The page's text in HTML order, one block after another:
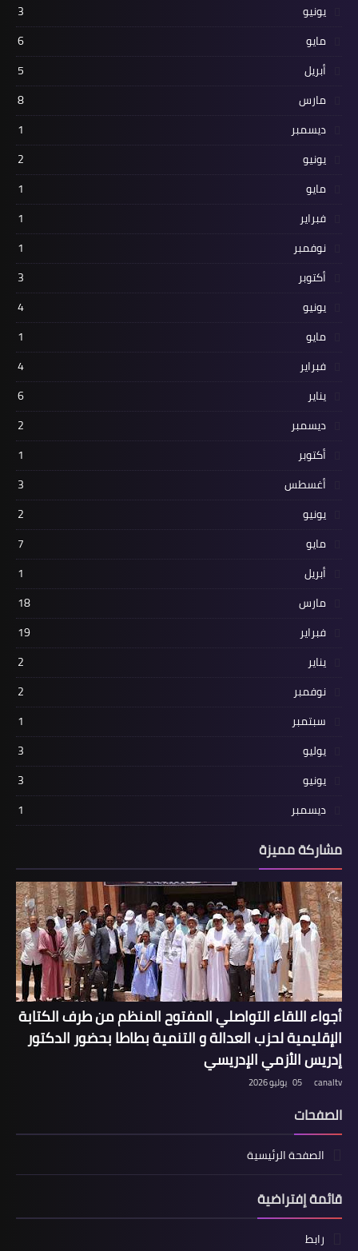
يونيو
3
مايو
6
أبريل
5
مارس
8
ديسمبر
1
يونيو
2
مايو
1
فبراير
1
نوفمبر
1
أكتوبر
3
يونيو
4
مايو
1
فبراير
4
يناير
6
ديسمبر
2
أكتوبر
1
أغسطس
3
يونيو
2
مايو
7
أبريل
1
مارس
18
فبراير
19
يناير
2
نوفمبر
2
سبتمبر
1
يوليو
3
يونيو
3
ديسمبر
1
مشاركة مميزة
أجواء اللقاء التواصلي المفتوح المنظم من طرف الكتابة
الإقليمية لحزب العدالة و التنمية بطاطا بحضور الدكتور
إدريس الأزمي الإدريسي
canaltv 05 يوليو 2026
الصفحات
الصفحة الرئيسية
قائمة إفتراضية
رابط